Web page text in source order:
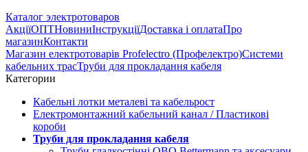
Каталог электротоваров
АкціїОПТНовиниІнструкціїДоставка і оплатаПро
магазинКонтакти
Магазин електротоварів Profelectro (Профелектро)Системи
кабельних трасТруби для прокладання кабеля
Категории
Кабельні лотки металеві та кабельрост
Електромонтажний кабельний канал / Пластикові
короби
Труби для прокладання кабеля